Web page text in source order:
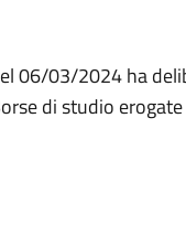
06/03/2024 ha
di studio